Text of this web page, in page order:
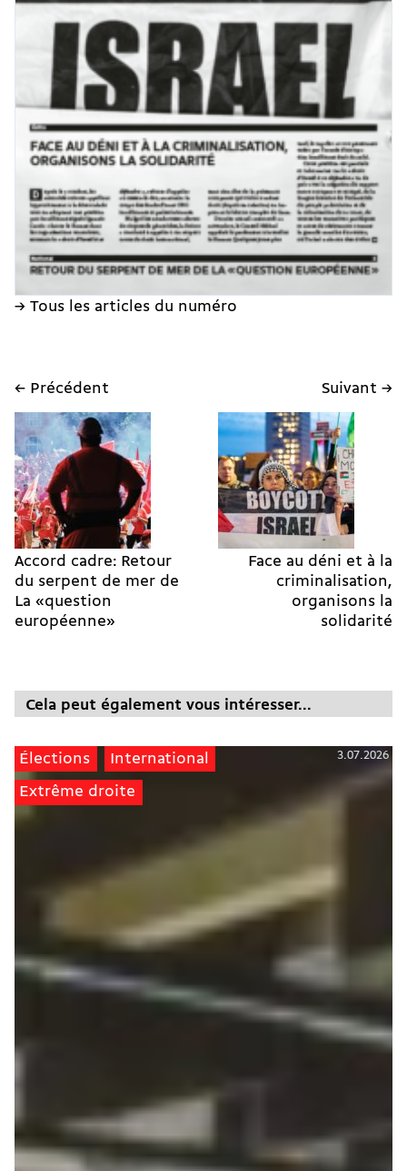
→ Tous les articles du numéro
← Précédent
Accord cadre: Retour
du serpent de mer de
La «question
européenne»
Suivant →
Face au déni et à la
criminalisation,
organisons la
solidarité
Cela peut également vous intéresser...
Élections International
Extrême droite
3.07.2026